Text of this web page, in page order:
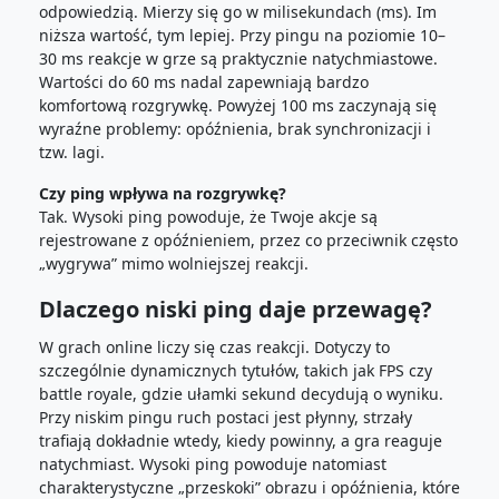
odpowiedzią. Mierzy się go w milisekundach (ms). Im
niższa wartość, tym lepiej. Przy pingu na poziomie 10–
30 ms reakcje w grze są praktycznie natychmiastowe.
Wartości do 60 ms nadal zapewniają bardzo
komfortową rozgrywkę. Powyżej 100 ms zaczynają się
wyraźne problemy: opóźnienia, brak synchronizacji i
tzw. lagi.
Czy ping wpływa na rozgrywkę?
Tak. Wysoki ping powoduje, że Twoje akcje są
rejestrowane z opóźnieniem, przez co przeciwnik często
„wygrywa” mimo wolniejszej reakcji.
Dlaczego niski ping daje przewagę?
W grach online liczy się czas reakcji. Dotyczy to
szczególnie dynamicznych tytułów, takich jak FPS czy
battle royale, gdzie ułamki sekund decydują o wyniku.
Przy niskim pingu ruch postaci jest płynny, strzały
trafiają dokładnie wtedy, kiedy powinny, a gra reaguje
natychmiast. Wysoki ping powoduje natomiast
charakterystyczne „przeskoki” obrazu i opóźnienia, które